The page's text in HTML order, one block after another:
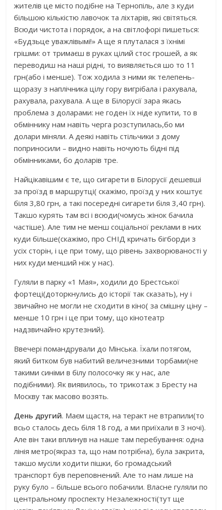
жителів це місто подібне на Тернопіль, але з куди
більшою кількістю лавочок та ліхтарів, які світяться.
Всюди чистота і порядок, а на світлофорі пишеться:
«Будзьце уважлівымі!» А ще я плуталася з їхнімі
грішми: от тримаєш в руках цілий стос грошей, а як
переводиш на наші рідні, то виявляється шо то 11
грн(або і менше). Тож ходила з ними як телепень-
щоразу з наплічника цілу гору вигрібала і рахувала,
рахувала, рахувала. А ще в Білорусії зара якась
проблема з доларами: не годен їх ніде купити, то в
обміннику нам навіть черга розступилась,бо ми
долари міняли. А деякі навіть стільчики з дому
поприносили – видно навіть ночують бідні під
обмінниками, бо доларів тре.
Найцікавішим є те, що сигарети в Білорусії дешевші
за проїзд в маршрутці( скажімо, проїзд у них коштує
біля 3,80 грн, а такі посередні сигарети біля 3,40 грн).
Такшо курять там всі і всюди(чомусь жінок бачила
частіше). Але тим не менш соціальної реклами в них
куди більше(скажімо, про СНІД кричать бігборди з
усіх сторін, і це при тому, що рівень захворюваності у
них куди менший ніж у нас).
Гуляли в парку «1 Мая», ходили до Брестської
фортеці(доторкнулись до історії так сказать), ну і
звичайно не могли не сходити в кіно( за смішну ціну –
менше 10 грн і це при тому, що кінотеатр
надзвичайно крутезний).
Ввечері помандрували до Мінська. Їхали потягом,
який битком був набитий величезними торбами(не
такими синіми в білу полосочку як у нас, але
подібними). Як виявилось, то трикотаж з Бресту на
Москву так масово возять.
День другий. Маєм щастя, на теракт не втрапили(то
всьо сталось десь біля 18 год, а ми приїхали в 3 ночі).
Але він таки вплинув на наше там перебування: одна
лінія метро(якраз та, що нам потрібна), була закрита,
такшо мусіли ходити пішки, бо громадський
транспорт був переповнений. Але то нам лише на
руку було – більше всього побачили. Власне гуляли по
центральному проспекту Незалежності(тут ще